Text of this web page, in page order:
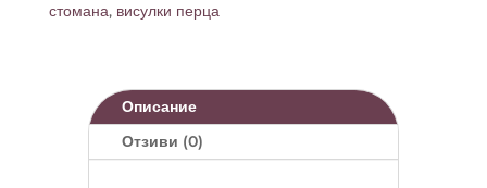
стомана, висулки перца
Описание
Отзиви (0)